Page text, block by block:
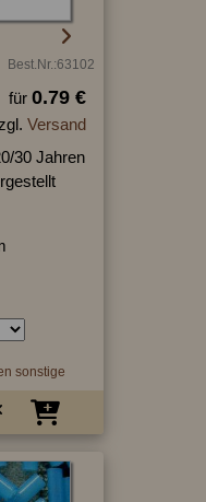
Best.Nr.:63102
für 0.79 €
Versand
30 Jahren
sonstige